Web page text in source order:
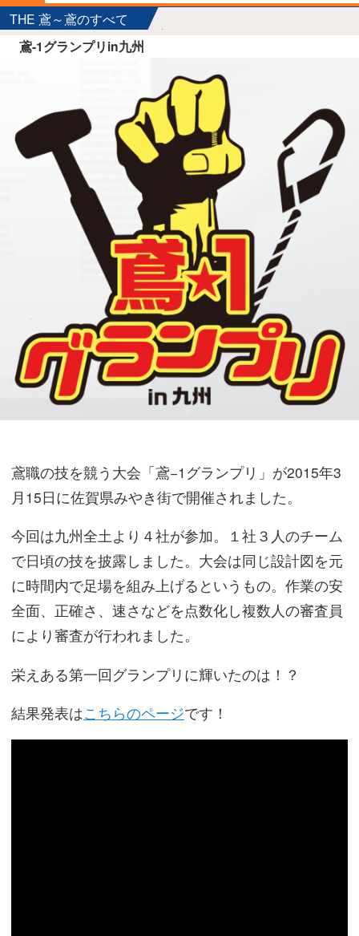
THE 鳶～鳶のすべて
鳶-1グランプリin九州
鳶職の技を競う大会「鳶−1グランプリ」が2015年3
月15日に佐賀県みやき街で開催されました。
今回は九州全土より４社が参加。１社３人のチーム
で日頃の技を披露しました。大会は同じ設計図を元
に時間内で足場を組み上げるというもの。作業の安
全面、正確さ、速さなどを点数化し複数人の審査員
により審査が行われました。
栄えある第一回グランプリに輝いたのは！？
結果発表はこちらのページです！